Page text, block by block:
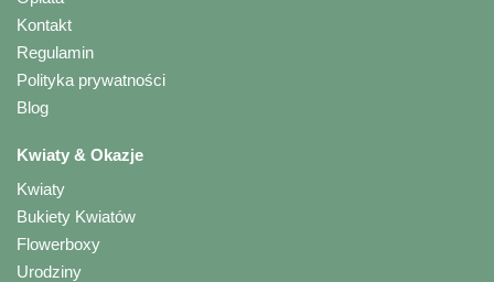
Kontakt
Regulamin
Polityka prywatności
Blog
Kwiaty & Okazje
Kwiaty
Bukiety Kwiatów
Flowerboxy
Urodziny